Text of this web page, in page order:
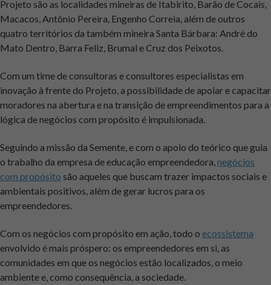
Projeto são as localidades mineiras de Itabirito, Barão de Cocais,
Macacos, Antônio Pereira, Engenho Correia, além de outros
quatro territórios da também mineira Santa Bárbara: André do
Mato Dentro, Barra Feliz, Brumal e Cruz dos Peixotos.
Com um time de consultoras e consultores especialistas em
inovação à frente do Projeto, a possibilidade de apoiar e capacitar
moradores na abertura e na transição de empreendimentos para a
lógica de negócios com propósito é impulsionada.
Seguindo a missão da Semente, e com o apoio do teórico que guia
o trabalho da empresa de educação empreendedora,negócios
com propósito são aqueles que buscam trazer impactos sociais e
ambientais positivos, além de gerar lucros para os
empreendedores.
Com os negócios com propósito em ação, todo o ecossistema
envolvido é mais próspero: os empreendedores em si, as
comunidades em que os negócios estão localizados, o meio
ambiente e, como consequência, a sociedade.